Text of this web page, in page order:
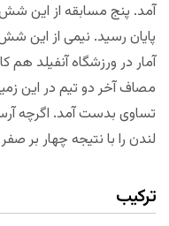
آمد. پنج مسابقه از این
آمار در ورزشگاه آنفیلد
مصاف آخر دو تیم در این
تساوی بدست آمد. اگرچه
لندن را با نتیجه چهار بر صفر
ترکیب